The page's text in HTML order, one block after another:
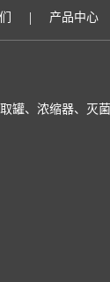
| 产品中心
罐、浓缩器、灭